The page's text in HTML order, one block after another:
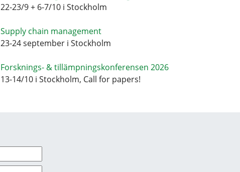
22-23/9 + 6-7/10 i Stockholm
Supply chain management
23-24 september i Stockholm
Forsknings- & tillämpningskonferensen 2026
13-14/10 i Stockholm, Call for papers!